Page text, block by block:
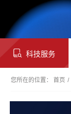
科技服务
您所在的位置：首页 /